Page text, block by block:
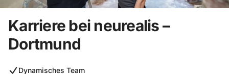
Karriere bei neurealis –
Dortmund
Dynamisches Team